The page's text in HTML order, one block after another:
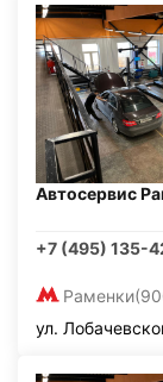
Автосервис
+7 (495) 135-
Раменки
ул.